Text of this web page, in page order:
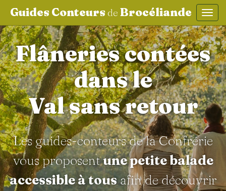
aller au contenu
Guides Conteursde Brocéliande
Flâneries contées
dans le
Val sans retour
Les guides-conteurs de la Confrérie
vous proposentune petite balade
accessible à tousafin de découvrir